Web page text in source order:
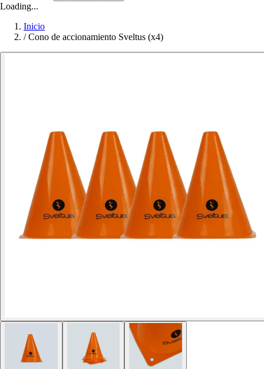
Loading...
Inicio
/ Cono de accionamiento Sveltus (x4)